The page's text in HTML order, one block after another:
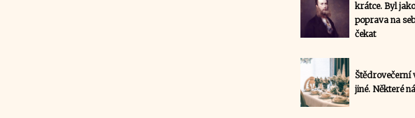
krátce. Byl
poprava na
čekat
Štědrovečerní
jiné. Některé